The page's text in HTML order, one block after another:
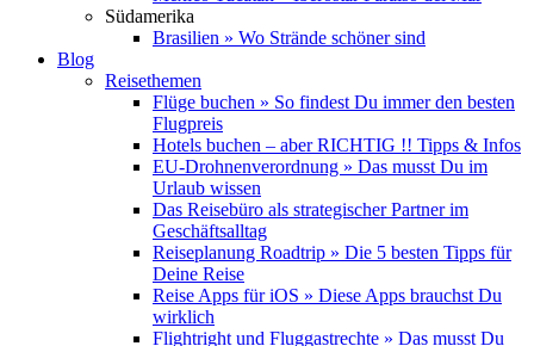
Südamerika
Brasilien » Wo Strände schöner sind
Blog
Reisethemen
Flüge buchen » So findest Du immer den besten
Flugpreis
Hotels buchen – aber RICHTIG !! Tipps & Infos
EU-Drohnenverordnung » Das musst Du im
Urlaub wissen
Das Reisebüro als strategischer Partner im
Geschäftsalltag
Reiseplanung Roadtrip » Die 5 besten Tipps für
Deine Reise
Reise Apps für iOS » Diese Apps brauchst Du
wirklich
Flightright und Fluggastrechte » Das musst Du